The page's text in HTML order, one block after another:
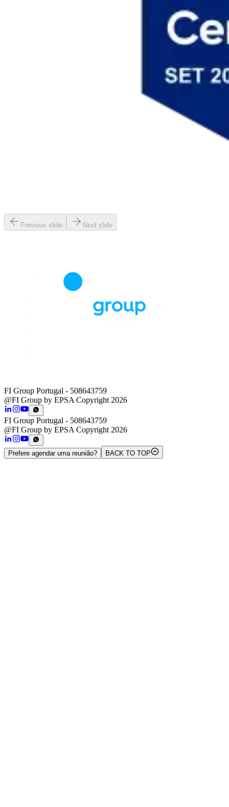
Previous slide Next slide
FI Group Portugal - 508643759
@FI Group by EPSA Copyright 2026
FI Group Portugal - 508643759
@FI Group by EPSA Copyright 2026
Prefere agendar uma reunião? BACK TO TOP